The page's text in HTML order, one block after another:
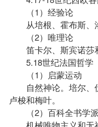
（1）经验论
从培根、霍布斯、
（2）唯理论
笛卡尔、斯宾诺莎
5.18世纪法国哲学
（1）启蒙运动
自然神论。培尔、伏
卢梭和梅叶。
（2）百科全书学派